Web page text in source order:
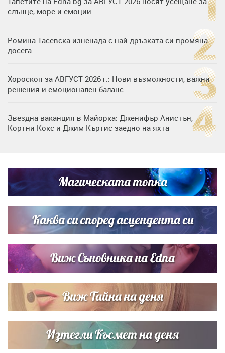
слънце, море и емоции
Ромина Тасевска изненада с най-дръзката си промяна
досега
Хороскоп за АВГУСТ 2026 г.: Нови възможности, важни
решения и емоционален баланс
Звездна ваканция в Майорка: Дженифър Анистън,
Кортни Кокс и Джим Къртис заедно на яхта
Братя Аргирови я изненадаха с песен
Списъкът е ясен: Джей Ло и Риана във ВИП гостите на
сватбата на Роналдо
Магическата топка
Каква си според асцендента си
Виж Съновника на Edna
Виж Тайна на деня
Изтегли Късмет на деня